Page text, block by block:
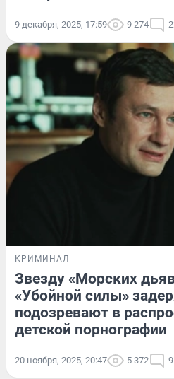
9 декабря, 2025, 17:59 9 274
КРИМИНАЛ
Звезду «Морских
«Убойной силы»
подозревают в
детской порнографии
20 ноября, 2025, 20:47 5 372 9